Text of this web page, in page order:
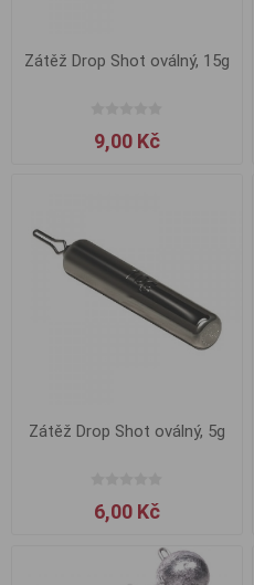
Zátěž Drop Shot oválný, 15g
9,00 Kč
Zátěž Drop Shot oválný, 5g
6,00 Kč